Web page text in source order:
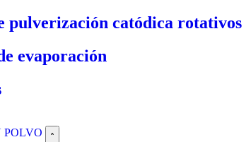
pulverización catódica rotativos
evaporación
POLVO